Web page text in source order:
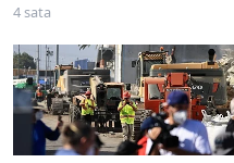
4 sata